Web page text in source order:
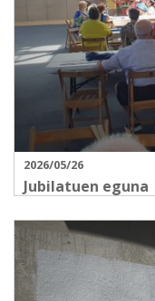
2026/05/26
Jubilatuen eguna